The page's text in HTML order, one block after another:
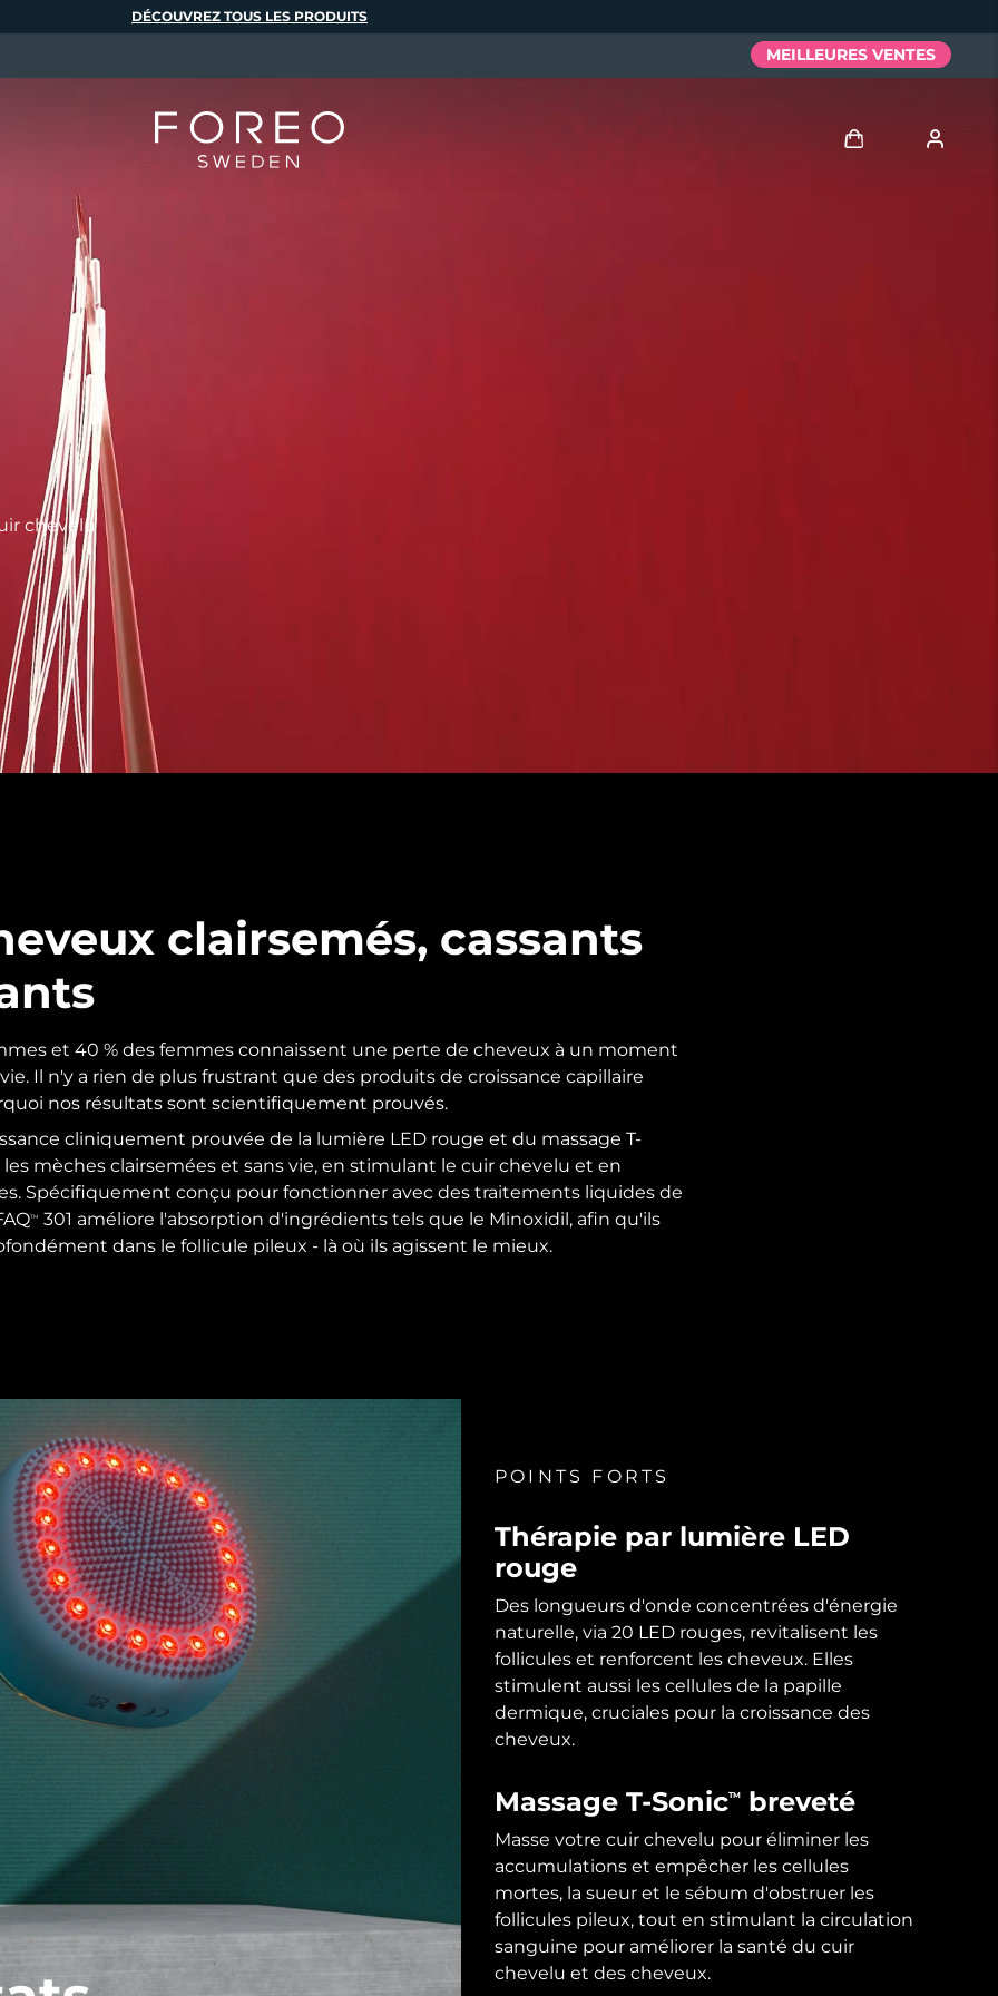
chevelu
clairsemés, cassants
et 40 % des femmes connaissent une perte de cheveux à un moment
Il n'y a rien de plus frustrant que des produits de croissance capillaire
nos résultats sont scientifiquement prouvés.
cliniquement prouvée de la lumière LED rouge et du massage T-
mèches clairsemées et sans vie, en stimulant le cuir chevelu et en
Spécifiquement conçu pour fonctionner avec des traitements liquides de
TM
301 améliore l'absorption d'ingrédients tels que le Minoxidil, afin qu'ils
dans le follicule pileux - là où ils agissent le mieux.
POINTS FORTS
Thérapie par lumière LED
rouge
Des longueurs d'onde concentrées d'énergie
naturelle, via 20 LED rouges, revitalisent les
follicules et renforcent les cheveux. Elles
stimulent aussi les cellules de la papille
dermique, cruciales pour la croissance des
cheveux.
Massage T-SonicTMbreveté
Masse votre cuir chevelu pour éliminer les
accumulations et empêcher les cellules
mortes, la sueur et le sébum d'obstruer les
follicules pileux, tout en stimulant la circulation
sanguine pour améliorer la santé du cuir
chevelu et des cheveux.
DÉCOUVREZ TOUS LES PRODUITS
MEILLEURES VENTES